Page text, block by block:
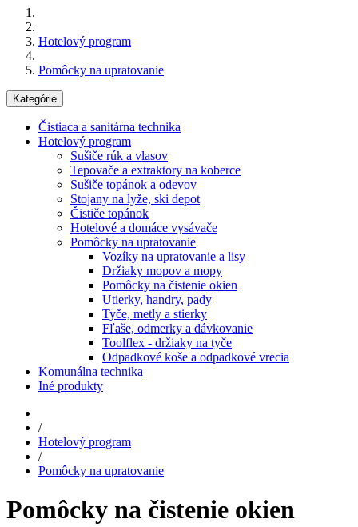
Hotelový program
Pomôcky na upratovanie
Kategórie
Čistiaca a sanitárna technika
Hotelový program
Sušiče rúk a vlasov
Tepovače a extraktory na koberce
Sušiče topánok a odevov
Stojany na lyže, ski depot
Čističe topánok
Hotelové a domáce vysávače
Pomôcky na upratovanie
Vozíky na upratovanie a lisy
Držiaky mopov a mopy
Pomôcky na čistenie okien
Utierky, handry, pady
Tyče, metly a stierky
Fľaše, odmerky a dávkovanie
Toolflex - držiaky na tyče
Odpadkové koše a odpadkové vrecia
Komunálna technika
Iné produkty
/
Hotelový program
/
Pomôcky na upratovanie
Pomôcky na čistenie okien